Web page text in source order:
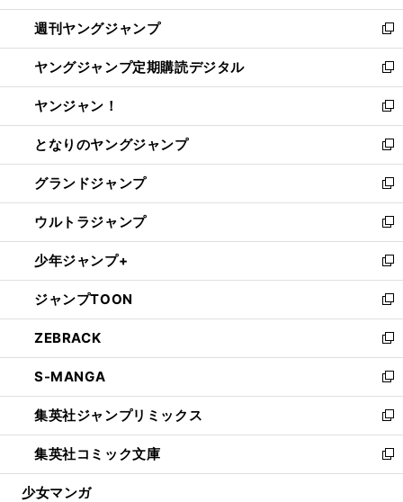
開
く
ウ
で
開
く
ン
ド
ウ
で
開
く
ウ
ィ
ン
ド
ウ
で
開
く
週刊ヤングジャンプ
新
し
い
ウ
ィ
ン
ド
ウ
で
開
く
ヤングジャンプ定期購読デジタル
新
し
い
ウ
ィ
ン
ド
ウ
で
開
く
ヤンジャン！
新
し
い
ウ
ィ
ン
ド
ウ
で
開
く
となりのヤングジャンプ
新
し
い
ウ
ィ
ン
ド
ウ
で
開
く
グランドジャンプ
新
し
い
ウ
ィ
ン
ド
ウ
で
開
く
ウルトラジャンプ
新
し
い
ウ
ィ
ン
ド
ウ
で
開
く
少年ジャンプ+
新
し
い
ウ
ィ
ン
ド
ウ
で
開
く
ジャンプTOON
新
し
い
ウ
ィ
ン
ド
ウ
で
開
ZEBRACK
新
し
い
ウ
ィ
ン
ド
ウ
S-MANGA
新
し
い
ウ
ィ
ン
集英社ジャンプリミックス
新
し
い
ウ
集英社コミック文庫
新
し
少女マンガ